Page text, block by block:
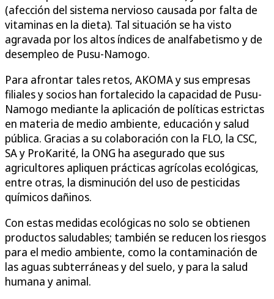
(afección del sistema nervioso causada por falta de
vitaminas en la dieta). Tal situación se ha visto
agravada por los altos índices de analfabetismo y de
desempleo de Pusu-Namogo.
Para afrontar tales retos, AKOMA y sus empresas
filiales y socios han fortalecido la capacidad de Pusu-
Namogo mediante la aplicación de políticas estrictas
en materia de medio ambiente, educación y salud
pública. Gracias a su colaboración con la FLO, la CSC,
SA y ProKarité, la ONG ha asegurado que sus
agricultores apliquen prácticas agrícolas ecológicas,
entre otras, la disminución del uso de pesticidas
químicos dañinos.
Con estas medidas ecológicas no solo se obtienen
productos saludables; también se reducen los riesgos
para el medio ambiente, como la contaminación de
las aguas subterráneas y del suelo, y para la salud
humana y animal.